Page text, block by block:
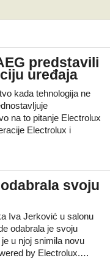
predstavili
uređaja
kada tehnologija ne
na to pitanje Electrolux
Electrolux i
svoju
Iva Jerković u salonu
odabrala je svoju
u njoj snimila novu
by Electrolux.…